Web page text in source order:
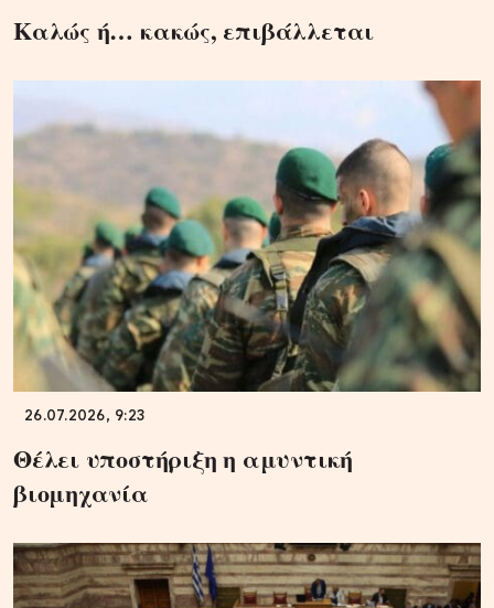
Καλώς ή… κακώς, επιβάλλεται
26.07.2026, 9:23
Θέλει υποστήριξη η αμυντική
βιομηχανία